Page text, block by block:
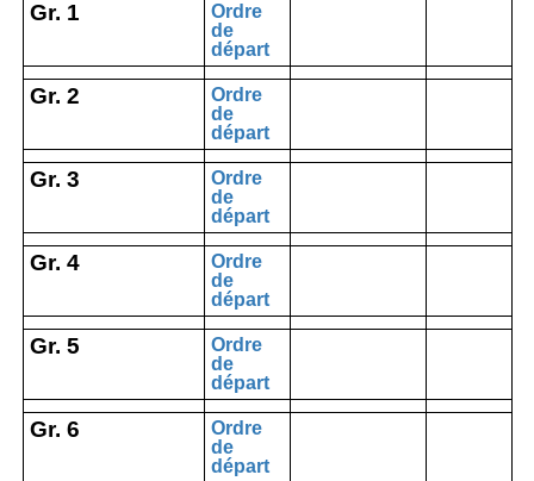
Gr. 1
Ordre
de
départ
Gr. 2
Ordre
de
départ
Gr. 3
Ordre
de
départ
Gr. 4
Ordre
de
départ
Gr. 5
Ordre
de
départ
Gr. 6
Ordre
de
départ